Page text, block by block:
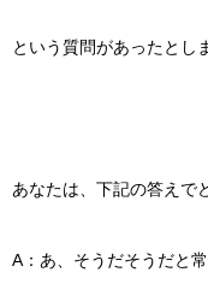
という質問があったとし
あなたは、下記の答えで
A：あ、そうだそうだと